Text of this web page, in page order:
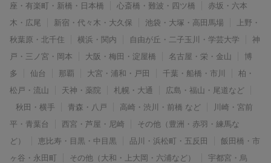
座・有楽町・新橋・日本橋
心斎橋・難波・四ツ橋
赤坂・六本
木・広尾
新宿・代々木・大久保 池袋・大塚・高田馬場
上野・
秋葉原・北千住
横浜・関内 自由が丘・二子玉川・学芸大学
神
戸・三ノ宮・岡本
大阪・梅田・淀屋橋 名古屋・栄・金山
博
多
仙台 那覇 大宮・浦和・戸田 千葉・船橋・市川
柏・
松戸・流山
天神・薬院 札幌・大通
広島・福山・尾道など
秋田・横手
青森・八戸 高崎・渋川・前橋 など
川崎・宮前
平・青葉台
西宮・芦屋・尼崎
その他（豊洲・赤羽・練馬な
ど）
恵比寿・目黒・中目黒 品川・浜松町・五反田
飯田橋・市
ヶ谷・永田町
その他（大和・上大岡・六浦など）
宇都宮・烏